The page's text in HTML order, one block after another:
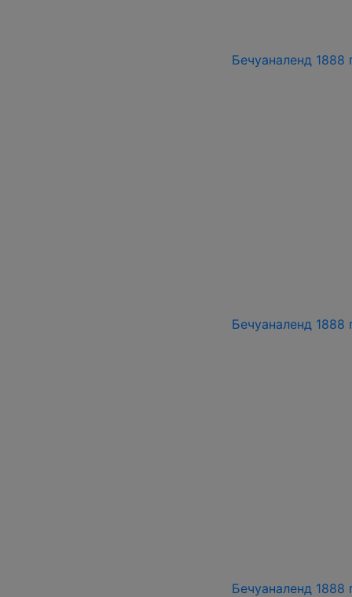
Бечуаналенд 1888
Бечуаналенд 1888
Бечуаналенд 1888